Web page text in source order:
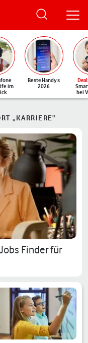
im
Beste Handys
2026
Deal
bei
„KARRIERE“
Finder für